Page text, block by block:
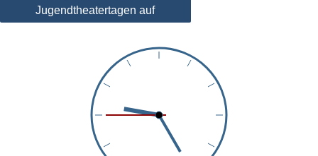
Jugendtheatertagen auf